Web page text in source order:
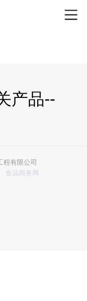
产品--
有限公司
食品商务网